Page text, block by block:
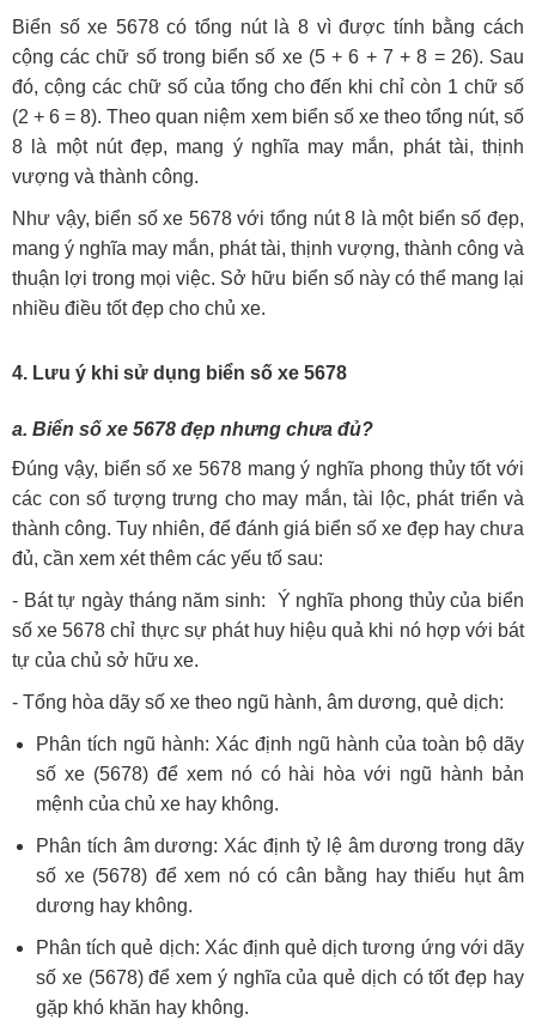
Biển số xe 5678 có tổng nút là 8 vì được tính bằng cách
cộng các chữ số trong biển số xe (5 + 6 + 7 + 8 = 26). Sau
đó, cộng các chữ số của tổng cho đến khi chỉ còn 1 chữ số
(2 + 6 = 8). Theo quan niệm xem biển số xe theo tổng nút, số
8 là một nút đẹp, mang ý nghĩa may mắn, phát tài, thịnh
vượng và thành công.
Như vậy, biển số xe 5678 với tổng nút 8 là một biển số đẹp,
mang ý nghĩa may mắn, phát tài, thịnh vượng, thành công và
thuận lợi trong mọi việc. Sở hữu biển số này có thể mang lại
nhiều điều tốt đẹp cho chủ xe.
4. Lưu ý khi sử dụng biển số xe 5678
a. Biển số xe 5678 đẹp nhưng chưa đủ?
Đúng vậy, biển số xe 5678 mang ý nghĩa phong thủy tốt với
các con số tượng trưng cho may mắn, tài lộc, phát triển và
thành công. Tuy nhiên, để đánh giá biển số xe đẹp hay chưa
đủ, cần xem xét thêm các yếu tố sau:
- Bát tự ngày tháng năm sinh: Ý nghĩa phong thủy của biển
số xe 5678 chỉ thực sự phát huy hiệu quả khi nó hợp với bát
tự của chủ sở hữu xe.
- Tổng hòa dãy số xe theo ngũ hành, âm dương, quẻ dịch:
Phân tích ngũ hành: Xác định ngũ hành của toàn bộ dãy
số xe (5678) để xem nó có hài hòa với ngũ hành bản
mệnh của chủ xe hay không.
Phân tích âm dương: Xác định tỷ lệ âm dương trong dãy
số xe (5678) để xem nó có cân bằng hay thiếu hụt âm
dương hay không.
Phân tích quẻ dịch: Xác định quẻ dịch tương ứng với dãy
số xe (5678) để xem ý nghĩa của quẻ dịch có tốt đẹp hay
gặp khó khăn hay không.